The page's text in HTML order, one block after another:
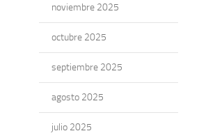
noviembre 2025
octubre 2025
septiembre 2025
agosto 2025
julio 2025